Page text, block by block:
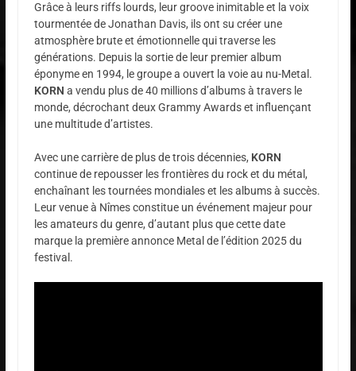
Grâce à leurs riffs lourds, leur groove inimitable et la voix
tourmentée de Jonathan Davis, ils ont su créer une
atmosphère brute et émotionnelle qui traverse les
générations. Depuis la sortie de leur premier album
éponyme en 1994, le groupe a ouvert la voie au nu-Metal.
KORN a vendu plus de 40 millions d’albums à travers le
monde, décrochant deux Grammy Awards et influençant
une multitude d’artistes.
Avec une carrière de plus de trois décennies, KORN
continue de repousser les frontières du rock et du métal,
enchaînant les tournées mondiales et les albums à succès.
Leur venue à Nîmes constitue un événement majeur pour
les amateurs du genre, d’autant plus que cette date
marque la première annonce Metal de l’édition 2025 du
festival.